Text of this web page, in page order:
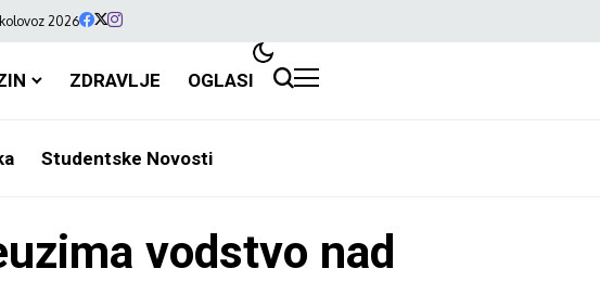
2026
ZDRAVLJE OGLASI
Studentske Novosti
vodstvo nad